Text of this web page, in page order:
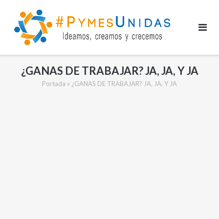
contenido
¿GANAS DE TRABAJAR? JA, JA, Y JA
Portada » ¿GANAS DE TRABAJAR? JA, JA, Y JA